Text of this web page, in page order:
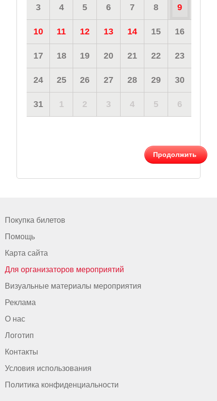
3 4 5 6 7 8 9
10 11 12 13 14 15 16
17 18 19 20 21 22 23
24 25 26 27 28 29 30
31 1 2 3 4 5 6
Продолжить
Покупка билетов
Помощь
Карта сайта
Для организаторов мероприятий
Визуальные материалы мероприятия
Реклама
О нас
Логотип
Контакты
Условия использования
Политика конфиденциальности